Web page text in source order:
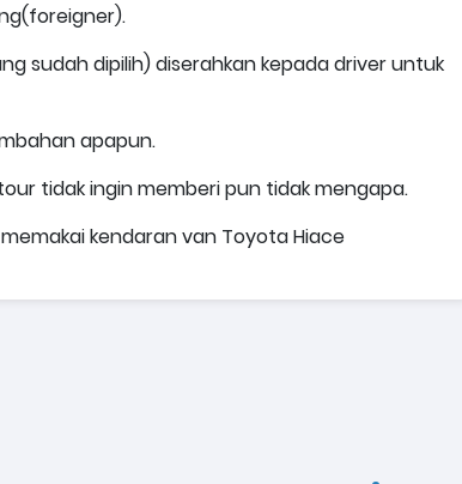
sudah dipilih) diserahkan kepada driver untuk
apapun.
tidak ingin memberi pun tidak mengapa.
kendaran van Toyota Hiace